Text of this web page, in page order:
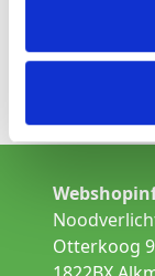
Otterkoog